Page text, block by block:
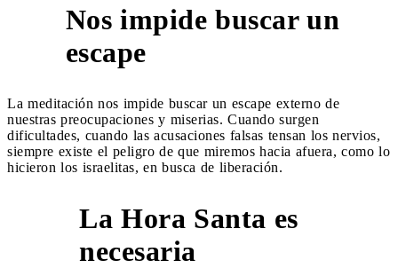
Nos impide buscar un
escape
La meditación nos impide buscar un escape externo de
nuestras preocupaciones y miserias. Cuando surgen
dificultades, cuando las acusaciones falsas tensan los nervios,
siempre existe el peligro de que miremos hacia afuera, como lo
hicieron los israelitas, en busca de liberación.
La Hora Santa es
necesaria